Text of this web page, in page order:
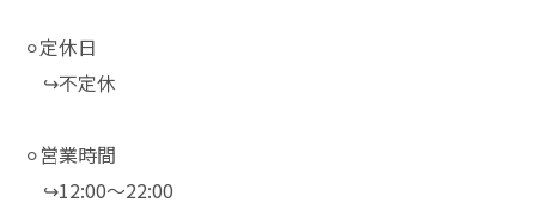
⚪︎定休日
↪︎不定休
⚪︎営業時間
↪︎12:00～22:00